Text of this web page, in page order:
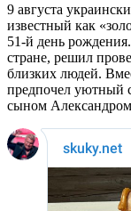
9 августа
известный как
51-й день
стране, решил
близких людей.
предпочел уютный
сыном